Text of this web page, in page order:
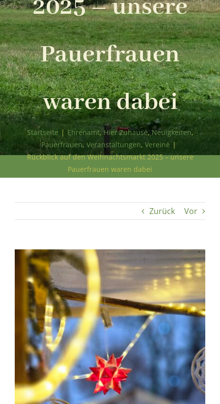
2025 – unsere
Pauerfrauen
waren dabei
Startseite | Ehrenamt,Hier Zuhause,Neuigkeiten,
Pauerfrauen, Veranstaltungen, Vereine |
Rückblick auf den Weihnachtsmarkt 2025 – unsere
Pauerfrauen waren dabei
Zurück Vor
Zeige
grösseres
Bild